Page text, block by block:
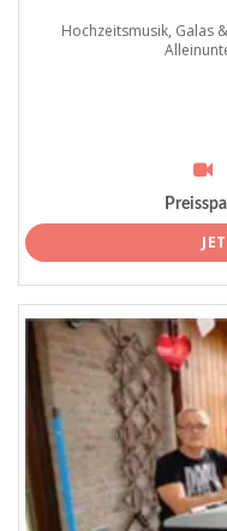
Hochzeitsmusik, Galas